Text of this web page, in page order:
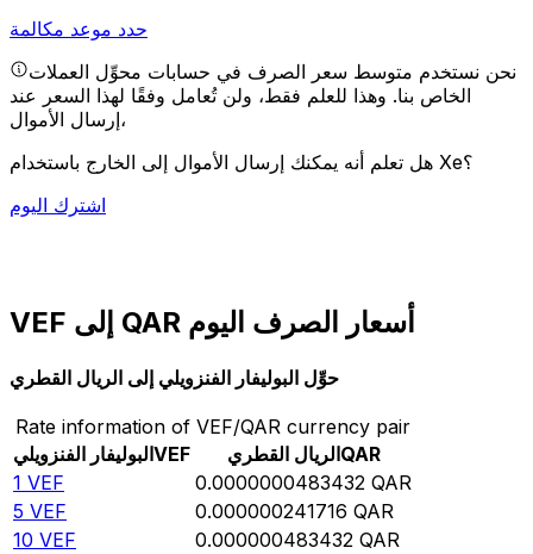
حدد موعد مكالمة
نحن نستخدم متوسط سعر الصرف في حسابات محوِّل العملات
الخاص بنا. وهذا للعلم فقط، ولن تُعامل وفقًا لهذا السعر عند
إرسال الأموال،
هل تعلم أنه يمكنك إرسال الأموال إلى الخارج باستخدام Xe؟
اشترك اليوم
VEF إلى QAR أسعار الصرف اليوم
حوِّل البوليفار الفنزويلي إلى الريال القطري
Rate information of VEF/QAR currency pair
البوليفار الفنزويليVEF الريال القطريQAR
1 VEF 0.0000000483432 QAR
5 VEF 0.000000241716 QAR
10 VEF 0.000000483432 QAR